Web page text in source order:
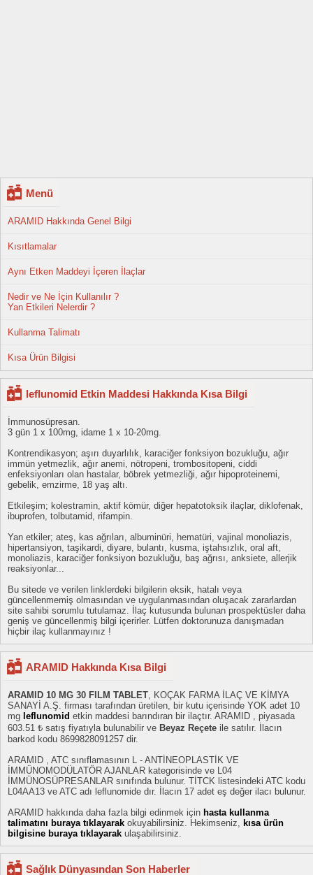
Menü
ARAMID Hakkında Genel Bilgi
Kısıtlamalar
Aynı Etken Maddeyi İçeren İlaçlar
Nedir ve Ne İçin Kullanılır ?
Yan Etkileri Nelerdir ?
Kullanma Talimatı
Kısa Ürün Bilgisi
leflunomid Etkin Maddesi Hakkında Kısa Bilgi
İmmunosüpresan.
3 gün 1 x 100mg, idame 1 x 10-20mg.
Kontrendikasyon; aşırı duyarlılık, karaciğer fonksiyon bozukluğu, ağır
immün yetmezlik, ağır anemi, nötropeni, trombositopeni, ciddi
enfeksiyonları olan hastalar, böbrek yetmezliği, ağır hipoproteinemi,
gebelik, emzirme, 18 yaş altı.
Etkileşim; kolestramin, aktif kömür, diğer hepatotoksik ilaçlar, diklofenak,
ibuprofen, tolbutamid, rifampin.
Yan etkiler; ateş, kas ağrıları, albuminüri, hematüri, vajinal monoliazis,
hipertansiyon, taşikardi, diyare, bulantı, kusma, iştahsızlık, oral aft,
monoliazis, karaciğer fonksiyon bozukluğu, baş ağrısı, anksiete, allerjik
reaksiyonlar...
Bu sitede ve verilen linklerdeki bilgilerin eksik, hatalı veya
güncellenmemiş olmasından ve uygulanmasından oluşacak zararlardan
site sahibi sorumlu tutulamaz. İlaç kutusunda bulunan prospektüsler daha
geniş ve güncellenmiş bilgi içerirler. Lütfen doktorunuza danışmadan
hiçbir ilaç kullanmayınız !
ARAMID Hakkında Kısa Bilgi
ARAMID 10 MG 30 FILM TABLET, KOÇAK FARMA İLAÇ VE KİMYA
SANAYİ A.Ş. firması tarafından üretilen, bir kutu içerisinde YOK adet 10
mg leflunomid etkin maddesi barındıran bir ilaçtır. ARAMID , piyasada
603.51 ₺ satış fiyatıyla bulunabilir ve Beyaz Reçete ile satılır. İlacın
barkod kodu 8699828091257 dir.
ARAMID , ATC sınıflamasının L - ANTİNEOPLASTİK VE
İMMÜNOMODÜLATÖR AJANLAR kategorisinde ve L04
İMMÜNOSÜPRESANLAR sınıfında bulunur. TİTCK listesindeki ATC kodu
L04AA13 ve ATC adı leflunomide dır. İlacın 17 adet eş değer ilacı bulunur.
ARAMID hakkında daha fazla bilgi edinmek için hasta kullanma
talimatını buraya tıklayarak okuyabilirsiniz. Hekimseniz, kısa ürün
bilgisine buraya tıklayarak ulaşabilirsiniz.
Sağlık Dünyasından Son Haberler